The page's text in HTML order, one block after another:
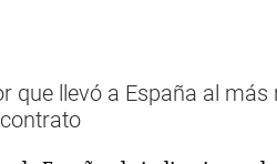
que llevó a España al